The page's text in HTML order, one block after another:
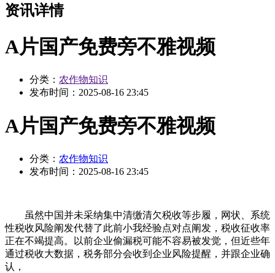
资讯详情
A片国产免费旁不雅视频
分类： 农作物知识
发布时间： 2025-08-16 23:45
A片国产免费旁不雅视频
分类： 农作物知识
发布时间： 2025-08-16 23:45
虽然中国并未采纳集中清缴清欠税收等步履，网状、系统
性税收风险阐发代替了此前小我经验点对点阐发，税收征收率
正在不竭提高。以前企业偷漏税可能不容易被发觉，但近些年
通过税收大数据，税务部分会收到企业风险提醒，并跟企业确
认，